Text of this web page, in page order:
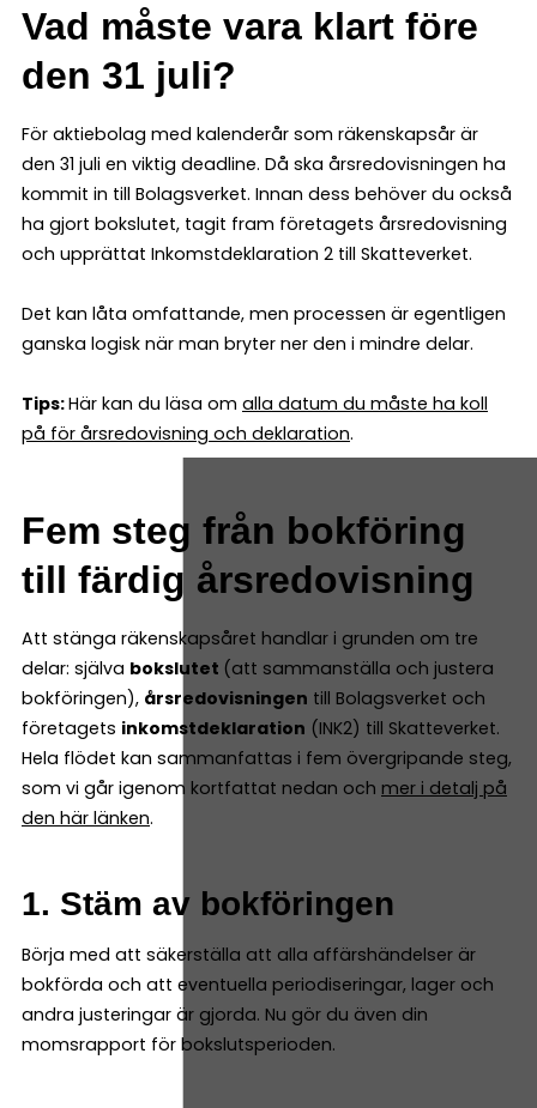
Vad måste vara klart före
den 31 juli?
För aktiebolag med kalenderår som räkenskapsår är
den 31 juli en viktig deadline. Då ska årsredovisningen ha
kommit in till Bolagsverket. Innan dess behöver du också
ha gjort bokslutet, tagit fram företagets årsredovisning
och upprättat Inkomstdeklaration 2 till Skatteverket.
Det kan låta omfattande, men processen är egentligen
ganska logisk när man bryter ner den i mindre delar.
Tips:Här kan du läsa om alla datum du måste ha koll
på för årsredovisning och deklaration.
Fem steg från bokföring
till färdig årsredovisning
Att stänga räkenskapsåret handlar i grunden om tre
delar: själva bokslutet (att sammanställa och justera
bokföringen), årsredovisningen till Bolagsverket och
företagets inkomstdeklaration (INK2) till Skatteverket.
Hela flödet kan sammanfattas i fem övergripande steg,
som vi går igenom kortfattat nedan och mer i detalj på
den här länken.
1. Stäm av bokföringen
Börja med att säkerställa att alla affärshändelser är
bokförda och att eventuella periodiseringar, lager och
andra justeringar är gjorda. Nu gör du även din
momsrapport för bokslutsperioden.